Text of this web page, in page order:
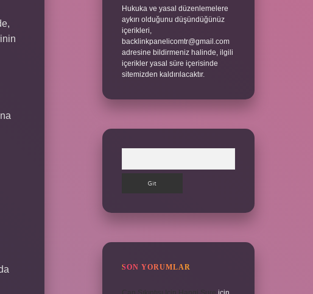
Hukuka ve yasal düzenlemelere
aykırı olduğunu düşündüğünüz
içerikleri,
backlinkpanelicomtr@gmail.com
adresine bildirmeniz halinde, ilgili
içerikler yasal süre içerisinde
sitemizden kaldırılacaktır.
SON YORUMLAR